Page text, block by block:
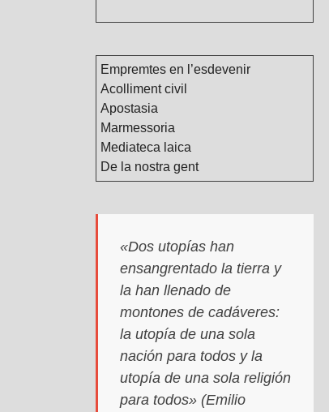
Empremtes en l’esdevenir
Acolliment civil
Apostasia
Marmessoria
Mediateca laica
De la nostra gent
«Dos utopías han
ensangrentado la tierra y
la han llenado de
montones de cadáveres:
la utopía de una sola
nación para todos y la
utopía de una sola religión
para todos» (Emilio